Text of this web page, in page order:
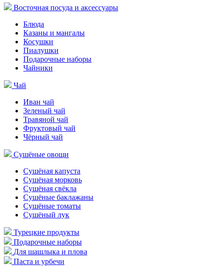
Восточная посуда и аксессуары
Блюда
Казаны и мангалы
Косушки
Пиалушки
Подарочные наборы
Чайники
Чай
Иван чай
Зеленый чай
Травяной чай
Фруктовый чай
Чёрный чай
Сушёные овощи
Сушёная капуста
Сушёная морковь
Сушёная свёкла
Сушёные баклажаны
Сушёные томаты
Сушёный лук
Турецкие продукты
Подарочные наборы
Для шашлыка и плова
Паста и урбечи